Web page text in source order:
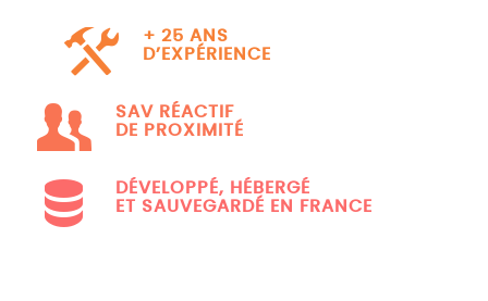
+ 25 ANS
D’EXPÉRIENCE
SAV RÉACTIF
DE PROXIMITÉ
DÉVELOPPÉ, HÉBERGÉ
ET SAUVEGARDÉ EN FRANCE